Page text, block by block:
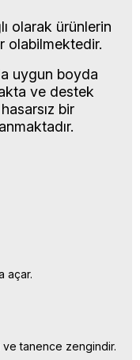
olarak ürünlerin
olabilmektedir.
uygun boyda
ve destek
bir
açar.
tanence zengindir.